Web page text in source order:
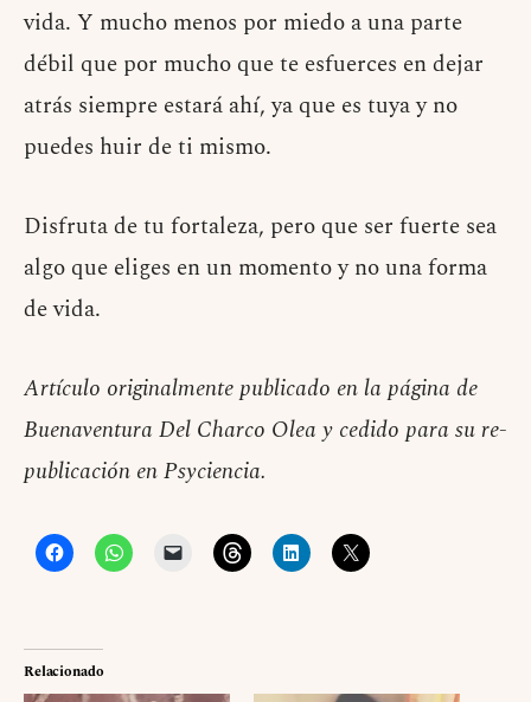
vida. Y mucho menos por miedo a una parte
débil que por mucho que te esfuerces en dejar
atrás siempre estará ahí, ya que es tuya y no
puedes huir de ti mismo.
Disfruta de tu fortaleza, pero que ser fuerte sea
algo que eliges en un momento y no una forma
de vida.
Artículo originalmente publicado en la página de
Buenaventura Del Charco Olea y cedido para su re-
publicación en Psyciencia.
Relacionado